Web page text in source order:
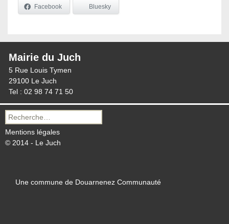
Facebook Bluesky
Mairie du Juch
5 Rue Louis Tymen
29100 Le Juch
Tel : 02 98 74 71 50
Recherche
pour :
Mentions légales
© 2014 - Le Juch
Une commune de Douarnenez Communauté